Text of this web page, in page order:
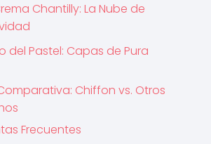
Chantilly: La Nube de
del Pastel: Capas de Pura
Chiffon vs. Otros
Frecuentes